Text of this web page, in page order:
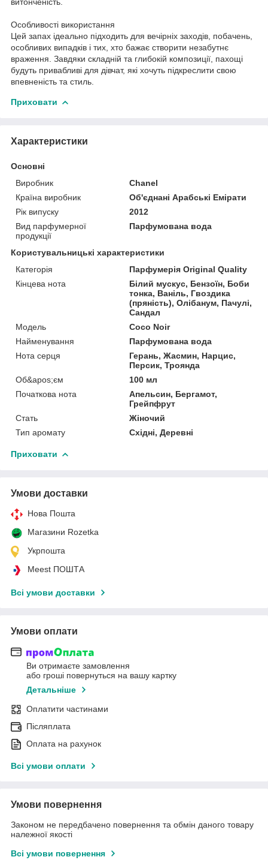
Особливості використання
Цей запах ідеально підходить для вечірніх заходів, побачень,
особливих випадків і тих, хто бажає створити незабутнє
враження. Завдяки складній та глибокій композиції, пахощі
будуть привабливі для дівчат, які хочуть підкреслити свою
впевненість та стиль.
Приховати
Характеристики
Основні
Виробник
Chanel
Країна виробник
Об'єднані Арабські Емірати
Рік випуску
2012
Вид парфумерної
продукції
Парфумована вода
Користувальницькі характеристики
Категорія
Парфумерія Original Quality
Кінцева нота
Білий мускус, Бензоїн, Боби
тонка, Ваніль, Гвоздика
(пряність), Олібанум, Пачулі,
Сандал
Мoдель
Coco Noir
Найменування
Парфумована вода
Нота серця
Герань, Жасмин, Нарцис,
Персик, Троянда
Об&apos;єм
100 мл
Початкова нота
Апельсин, Бергамот,
Грейпфрут
Стать
Жіночий
Тип аромату
Східні, Деревні
Приховати
Умови доставки
Нова Пошта
Магазини Rozetka
Укрпошта
Meest ПОШТА
Всі умови доставки
Умови оплати
Ви отримаєте замовлення
або гроші повернуться на вашу картку
Детальніше
Оплатити частинами
Післяплата
Оплата на рахунок
Всі умови оплати
Умови повернення
Законом не передбачено повернення та обмін даного товару
належної якості
Всі умови повернення